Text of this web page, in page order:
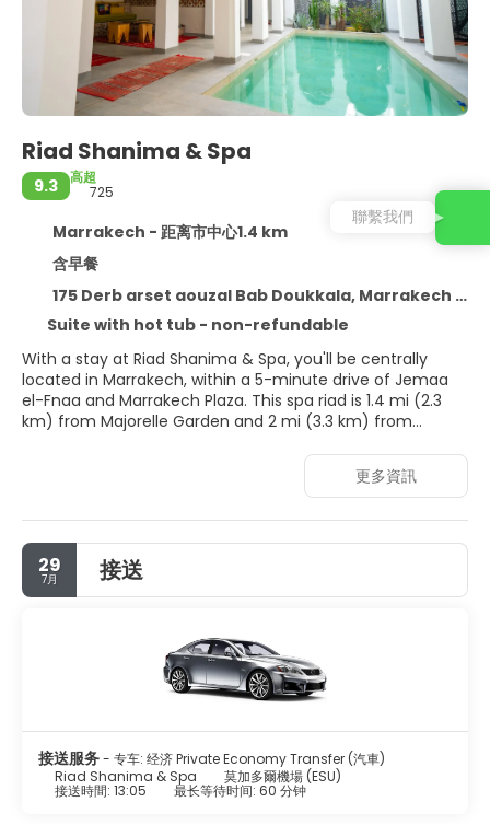
Riad Shanima & Spa
9.3
高超
725
Marrakech - 距离市中心1.4 km
含早餐
175 Derb arset aouzal Bab Doukkala, Marrakech 40000
Suite with hot tub - non-refundable
With a stay at Riad Shanima & Spa, you'll be centrally
located in Marrakech, within a 5-minute drive of Jemaa
el-Fnaa and Marrakech Plaza. This spa riad is 1.4 mi (2.3
km) from Majorelle Garden and 2 mi (3.3 km) from
Relax at the full-service spa, where you can enjoy
massages, body treatments, and facials. You're sure to
appreciate the recreational amenities, including an indoor
pool, a steam room, and a 24-hour fitness center.
Additional amenities at this riad include complimentary
wireless internet access, concierge services, and an
Stay in one of 6 guestrooms featuring flat-screen
televisions. Your Select Comfort bed comes with down
wireless internet access keeps you connected, and
satellite programming is available for your entertainment.
Bathrooms feature bathtubs or showers, complimentary
toiletries, and hair dryers.
更多資訊
29
7月 接送
接送服务- 专车: 经济 Private Economy Transfer (汽車)
Riad Shanima & Spa
莫加多爾機場 (ESU)
接送時間: 13:05 最长等待时间: 60 分钟
聯繫我們